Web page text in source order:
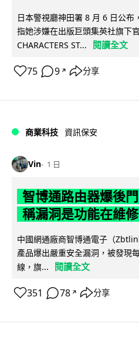
日本警視廳神田署 8 月 6 日公布
指她涉嫌在出版巨頭集英社旗下
CHARACTERS ST...
閱讀全文
75 9 ↗ 分享
商業科技 資訊保安
Vin 1 日
智博通路由器爆後
稱漏洞是功能在維
中國網通廠商智博通電子（
產品爆出嚴重安全漏洞，被發現
線，旗...
閱讀全文
351 78 ↗ 分享